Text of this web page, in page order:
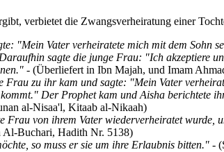
verbietet die Zwangs­ver­heiratung einer
"Mein Vater verheiratete mich mit dem Sohn
sagte die junge Frau: "Ich akzeptiere
- (Überliefert in Ibn Majah, und Imam
zu ihr kam und sagte: "Mein Vater
Der Prophet kam und Aisha berichtete
al-Nisaa'l, Kitaab al-Nikaah)
von ihrem Vater wiederverheiratet wurde,
Al-Buchari, Hadith Nr. 5138)
so muss er sie um ihre Erlaubnis bitten." -